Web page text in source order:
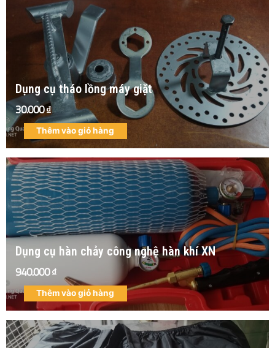
Dụng cụ tháo lồng máy giặt
30.000₫
Thêm vào giỏ hàng
Dụng cụ hàn chảy công nghệ hàn khí XN
940.000₫
Thêm vào giỏ hàng